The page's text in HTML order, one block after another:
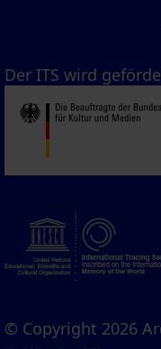
Der ITS wird
© Copyright 2026